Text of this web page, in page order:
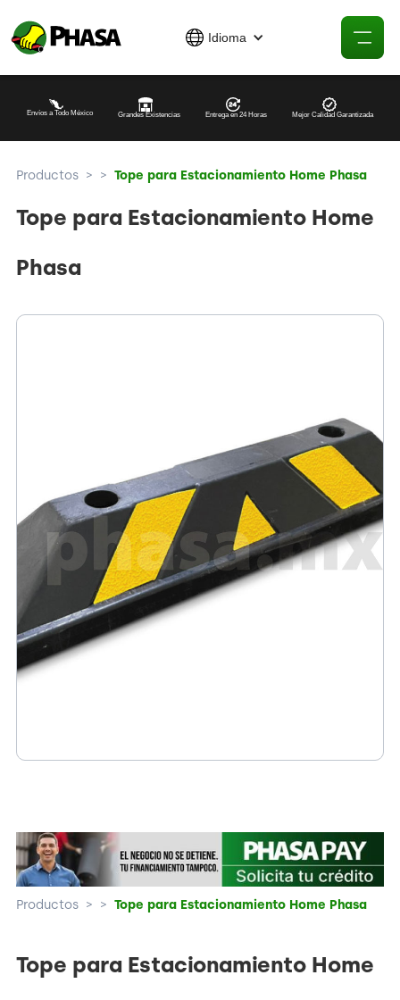
Idioma
Envíos a Todo México Grandes Existencias Entrega en 24 Horas Mejor Calidad Garantizada
Productos > > Tope para Estacionamiento Home Phasa
Tope para Estacionamiento Home
Phasa
Productos > > Tope para Estacionamiento Home Phasa
Tope para Estacionamiento Home